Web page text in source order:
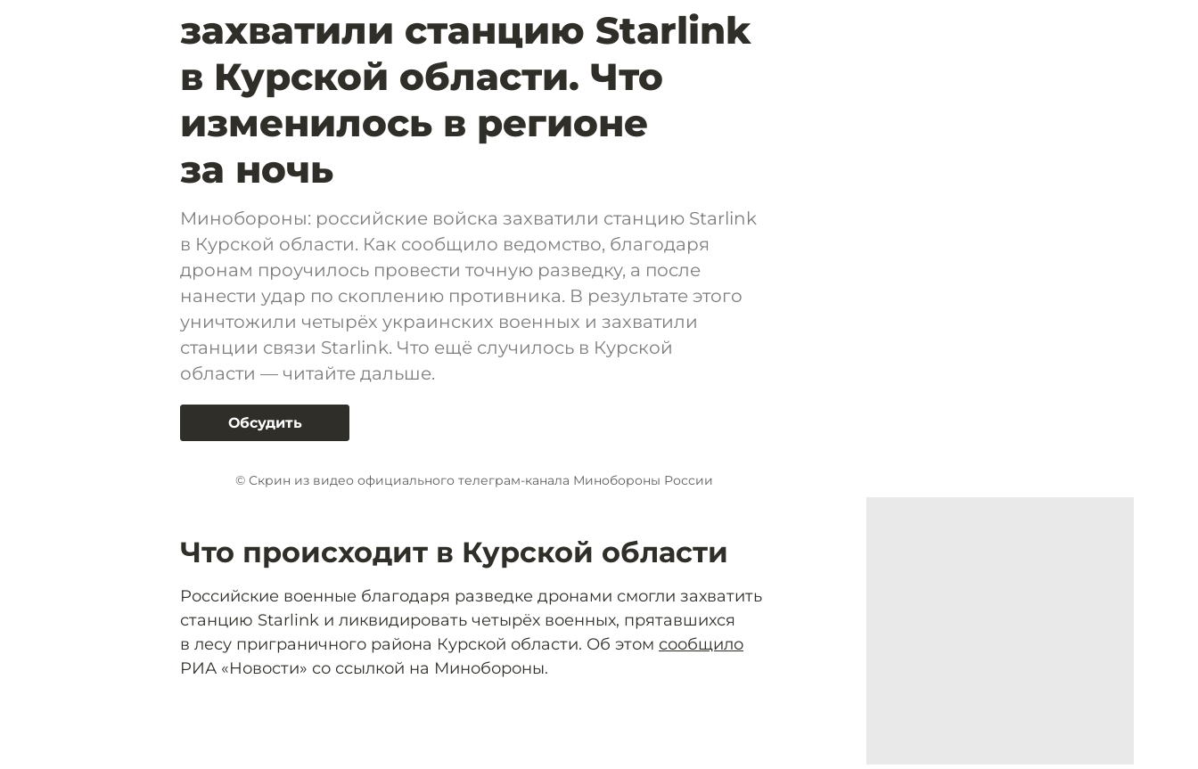
захватили станцию Starlink
в Курской области. Что
изменилось в регионе
за ночь
Минобороны: российские войска захватили станцию Starlink
в Курской области. Как сообщило ведомство, благодаря
дронам проучилось провести точную разведку, а после
нанести удар по скоплению противника. В результате этого
уничтожили четырёх украинских военных и захватили
станции связи Starlink. Что ещё случилось в Курской
области — читайте дальше.
Обсудить
© Скрин из видео официального телеграм-канала Минобороны России
Что происходит в Курской области
Российские военные благодаря разведке дронами смогли захватить
станцию Starlink и ликвидировать четырёх военных, прятавшихся
в лесу приграничного района Курской области. Об этом сообщило
РИА «Новости» со ссылкой на Минобороны.